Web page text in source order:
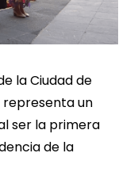
la Ciudad de
representa un
ser la primera
de la